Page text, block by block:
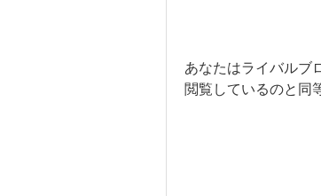
あなたはライバルブ
閲覧しているのと同